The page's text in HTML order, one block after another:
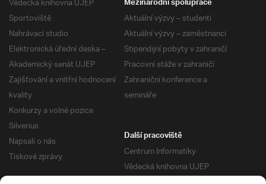
Sportoviště
Nahrávací studio
Elektronická úřední deska –
Akademický senát UJEP
Zajišťování a vnitřní hodnocení
kvality
Konkurzy a volné pozice
Silverius
Napsali o nás
Tiskové zprávy
Mezinárodní spolupráce
Aktuální výzvy – studenti
Aktuální výzvy – zaměstnanci
Stipendijní pobyty v zahraničí
Pracovní stáže v zahraničí
Zahraniční konference a
semináře
Další pracoviště
Centrum Informatiky
Vědecká knihovna UJEP